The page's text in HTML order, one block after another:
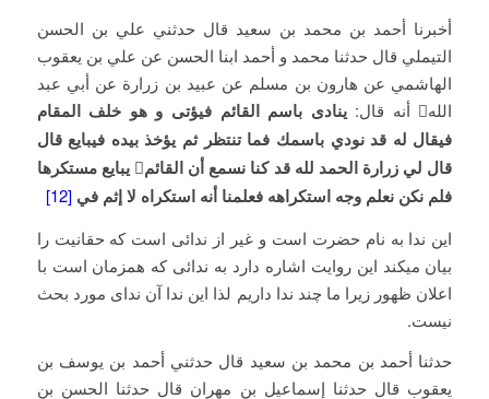
أخبرنا أحمد بن محمد بن سعيد قال حدثني علي بن الحسن
التيملي قال حدثنا محمد و أحمد ابنا الحسن عن علي بن يعقوب
الهاشمي عن هارون بن مسلم عن عبيد بن زرارة عن أبي عبد
الله أنه قال:
ينادى باسم القائم فيؤتى و هو خلف المقام
فيقال له قد نودي باسمك فما تنتظر ثم يؤخذ بيده فيبايع ‏قال
قال لي زرارة الحمد لله قد كنا نسمع أن القائم يبايع مستكرها
فلم نكن نعلم وجه استكراهه فعلمنا أنه استكراه لا إثم في [12]
این ندا به نام حضرت است و غیر از ندائی است که حقانیت را
بیان میکند این روایت اشاره دارد به ندائی که همزمان است با
اعلان ظهور زیرا ما چند ندا داریم لذا این ندا آن ندای مورد بحث
نیست.
حدثنا أحمد بن محمد بن سعيد قال حدثني أحمد بن يوسف بن
يعقوب قال حدثنا إسماعيل بن مهران قال حدثنا الحسن بن